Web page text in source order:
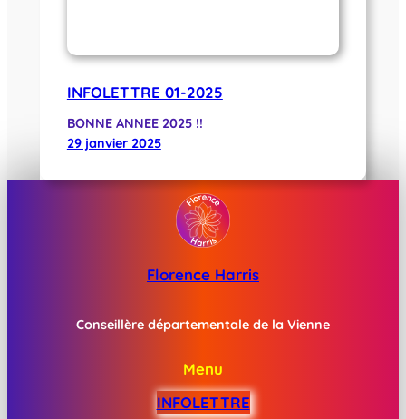
INFOLETTRE 01-2025
BONNE ANNEE 2025 !!
29 janvier 2025
Florence Harris
Conseillère départementale de la Vienne
Menu
INFOLETTRE